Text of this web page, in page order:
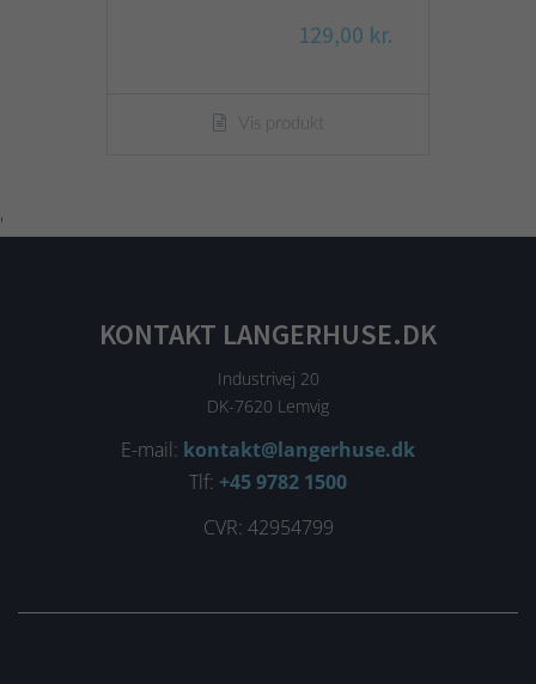
129,00 kr.
Vis produkt
'
KONTAKT LANGERHUSE.DK
Industrivej 20
DK-7620 Lemvig
E-mail: kontakt@langerhuse.dk
Tlf: +45 9782 1500
CVR: 42954799